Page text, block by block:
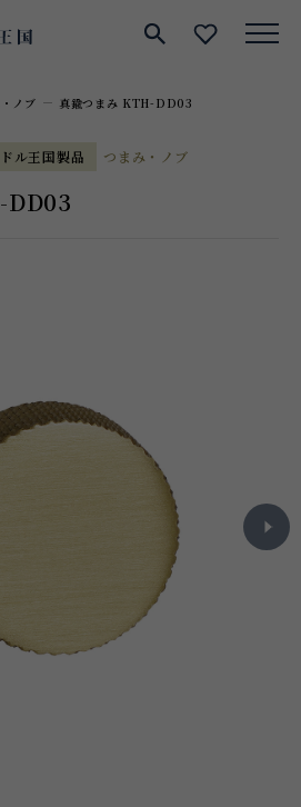
サイト内検索
お気に
ノブ 真鍮つまみ KTH-DD03
ル王国製品 つまみ・ノブ
DD03